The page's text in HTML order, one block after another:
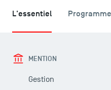
L'essentiel Programme
MENTION
Gestion